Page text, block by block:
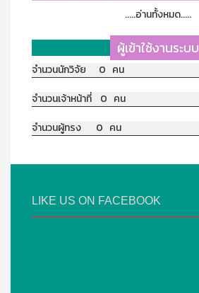
.....อ่านทั้งหมด.....
ผู้เข้าใช้งานระบบ
จำนวนนักวิจัย 0 คน
จำนวนเจ้าหน้าที่ 0 คน
จำนวนผู้ทรง 0 คน
LIKE US ON FACEBOOK